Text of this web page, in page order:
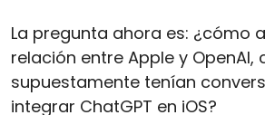
La pregunta ahora es: ¿cómo
relación entre Apple y OpenAI,
supuestamente tenían
integrar ChatGPT en iOS?